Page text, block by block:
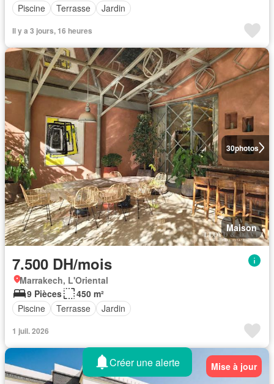
Piscine
Terrasse Jardin
Il y a 3 jours, 16 heures
30photos
Maison
7.500 DH/mois
Marrakech, L'Oriental
9 Pièces
450 m²
Piscine
Terrasse Jardin
1 juil. 2026
Mise à jour
Créer une alerte